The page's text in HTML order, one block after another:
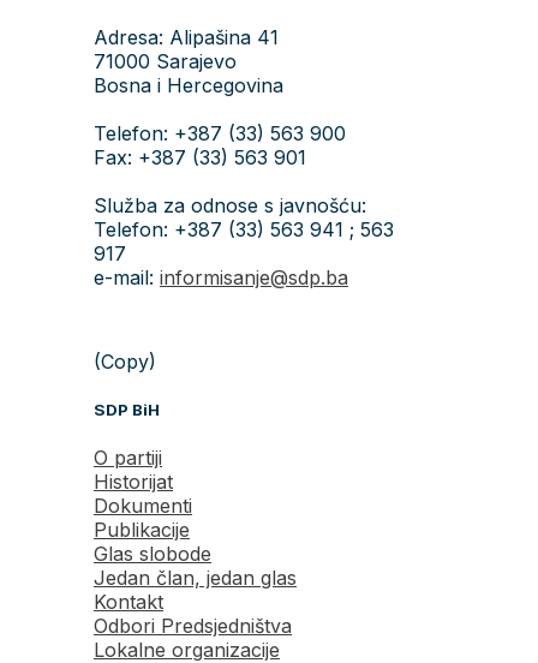
Adresa: Alipašina 41
71000 Sarajevo
Bosna i Hercegovina
Telefon: +387 (33) 563 900
Fax: +387 (33) 563 901
Služba za odnose s javnošću:
Telefon: +387 (33) 563 941 ; 563
917
e-mail: informisanje@sdp.ba
(Copy)
SDP BiH
O partiji
Historijat
Dokumenti
Publikacije
Glas slobode
Jedan član, jedan glas
Kontakt
Odbori Predsjedništva
Lokalne organizacije